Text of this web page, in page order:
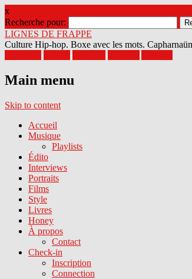
x
Recherche pour:
LIGNES DE FRAPPE
Culture Hip-hop. Boxe avec les mots.
Main menu
Skip to content
Accueil
Musique
Playlists
Édito
Interviews
Portraits
Films
Style
Livres
Honey
À propos
Contact
Check-in
Inscription
Connection